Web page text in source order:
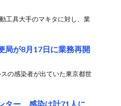
工具大手のマキタに対し、業
局が8月17日に業務再開
の感染者が出ていた東京都世
ター、感染は計71人に